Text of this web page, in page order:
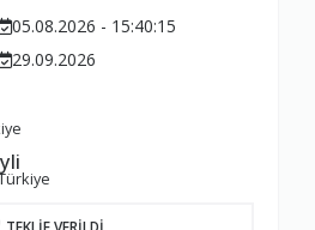
05.08.2026 - 15:40:15
29.09.2026
TEKLİF VERİLDİ